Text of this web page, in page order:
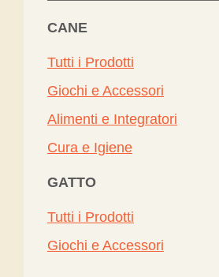
CANE
Tutti i Prodotti
Giochi e Accessori
Alimenti e Integratori
Cura e Igiene
GATTO
Tutti i Prodotti
Giochi e Accessori